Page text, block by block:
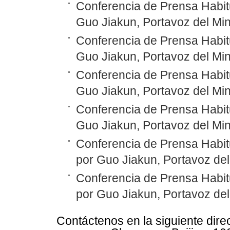
Conferencia de Prensa
Guo Jiakun, Portavoz del
Conferencia de Prensa
Guo Jiakun, Portavoz del
Conferencia de Prensa
Guo Jiakun, Portavoz del
Conferencia de Prensa
Guo Jiakun, Portavoz del
Conferencia de Prensa
por Guo Jiakun, Portavoz
Conferencia de Prensa
por Guo Jiakun, Portavoz
Contáctenos en la siguiente